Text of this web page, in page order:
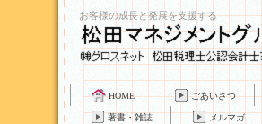
お客様の成長と発展を支援する
HOME ごあいさつ
著書・雑誌 メルマガ